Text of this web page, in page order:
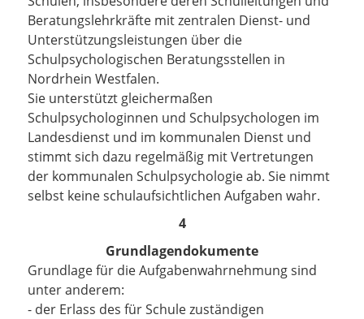
Beratungslehrkräfte mit zentralen Dienst- und
Unterstützungsleistungen über die
Schulpsychologischen Beratungsstellen in
Nordrhein Westfalen.
Sie unterstützt gleichermaßen
Schulpsychologinnen und Schulpsychologen im
Landesdienst und im kommunalen Dienst und
stimmt sich dazu regelmäßig mit Vertretungen
der kommunalen Schulpsychologie ab. Sie nimmt
selbst keine schulaufsichtlichen Aufgaben wahr.
4
Grundlagendokumente
Grundlage für die Aufgabenwahrnehmung sind
unter anderem:
- der Erlass des für Schule zuständigen